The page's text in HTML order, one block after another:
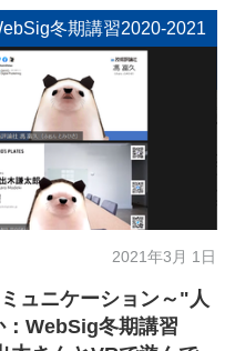
冬期講習2020-2021
2021年3月 1日
ュニケーション～"人
WebSig冬期講習